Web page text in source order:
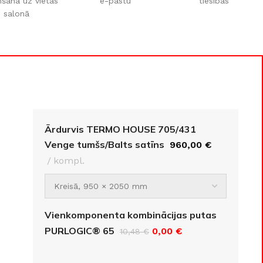
Grīdas segumi
GRĪDAS SEGUMI
Naturālas grīdas no masīvkoka
JAUNUMS!
Parketa grīdas
salonā
Ārdurvis TERMO HOUSE 705/431
Venge tumšs/Balts satīns 960,00 €
kompl.
Vienkomponenta kombinācijas putas
PURLOGIC® 65
10,48€ 0,00 €